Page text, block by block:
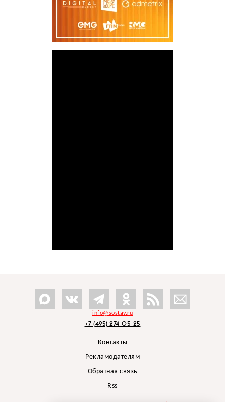
info@sostav.ru
+7 (495) 274-05-25
Контакты
Рекламодателям
Обратная связь
Rss